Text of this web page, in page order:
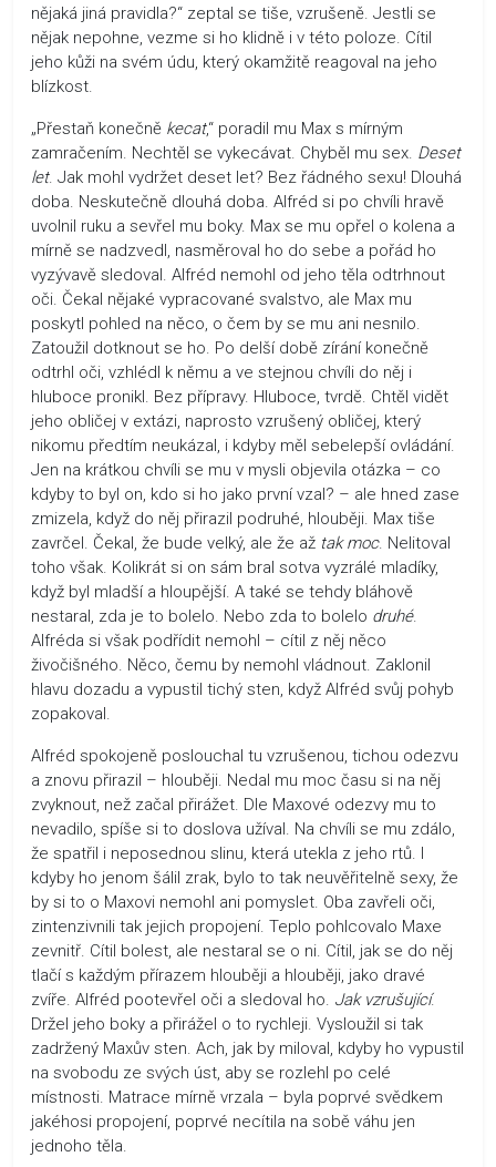
nějaká jiná pravidla?“ zeptal se tiše, vzrušeně. Jestli se
nějak nepohne, vezme si ho klidně i v této poloze. Cítil
jeho kůži na svém údu, který okamžitě reagoval na jeho
blízkost.
„Přestaň konečně kecat,“ poradil mu Max s mírným
zamračením. Nechtěl se vykecávat. Chyběl mu sex. Deset
let. Jak mohl vydržet deset let? Bez řádného sexu! Dlouhá
doba. Neskutečně dlouhá doba. Alfréd si po chvíli hravě
uvolnil ruku a sevřel mu boky. Max se mu opřel o kolena a
mírně se nadzvedl, nasměroval ho do sebe a pořád ho
vyzývavě sledoval. Alfréd nemohl od jeho těla odtrhnout
oči. Čekal nějaké vypracované svalstvo, ale Max mu
poskytl pohled na něco, o čem by se mu ani nesnilo.
Zatoužil dotknout se ho. Po delší době zírání konečně
odtrhl oči, vzhlédl k němu a ve stejnou chvíli do něj i
hluboce pronikl. Bez přípravy. Hluboce, tvrdě. Chtěl vidět
jeho obličej v extázi, naprosto vzrušený obličej, který
nikomu předtím neukázal, i kdyby měl sebelepší ovládání.
Jen na krátkou chvíli se mu v mysli objevila otázka – co
kdyby to byl on, kdo si ho jako první vzal? – ale hned zase
zmizela, když do něj přirazil podruhé, hlouběji. Max tiše
zavrčel. Čekal, že bude velký, ale že až tak moc. Nelitoval
toho však. Kolikrát si on sám bral sotva vyzrálé mladíky,
když byl mladší a hloupější. A také se tehdy bláhově
nestaral, zda je to bolelo. Nebo zda to bolelo druhé.
Alfréda si však podřídit nemohl – cítil z něj něco
živočišného. Něco, čemu by nemohl vládnout. Zaklonil
hlavu dozadu a vypustil tichý sten, když Alfréd svůj pohyb
zopakoval.
Alfréd spokojeně poslouchal tu vzrušenou, tichou odezvu
a znovu přirazil – hlouběji. Nedal mu moc času si na něj
zvyknout, než začal přirážet. Dle Maxové odezvy mu to
nevadilo, spíše si to doslova užíval. Na chvíli se mu zdálo,
že spatřil i neposednou slinu, která utekla z jeho rtů. I
kdyby ho jenom šálil zrak, bylo to tak neuvěřitelně sexy, že
by si to o Maxovi nemohl ani pomyslet. Oba zavřeli oči,
zintenzivnili tak jejich propojení. Teplo pohlcovalo Maxe
zevnitř. Cítil bolest, ale nestaral se o ni. Cítil, jak se do něj
tlačí s každým přírazem hlouběji a hlouběji, jako dravé
zvíře. Alfréd pootevřel oči a sledoval ho. Jak vzrušující.
Držel jeho boky a přirážel o to rychleji. Vysloužil si tak
zadržený Maxův sten. Ach, jak by miloval, kdyby ho vypustil
na svobodu ze svých úst, aby se rozlehl po celé
místnosti. Matrace mírně vrzala – byla poprvé svědkem
jakéhosi propojení, poprvé necítila na sobě váhu jen
jednoho těla.